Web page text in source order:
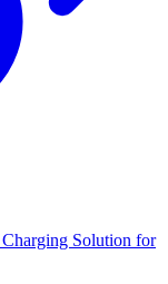
Solution for